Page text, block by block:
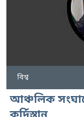
বিশ্ব
আঞ্চলিক